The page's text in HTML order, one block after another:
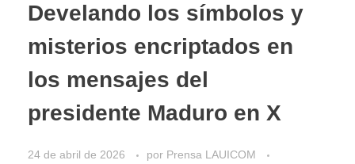
Develando los símbolos y
misterios encriptados en
los mensajes del
presidente Maduro en X
24 de abril de 2026 por Prensa LAUICOM